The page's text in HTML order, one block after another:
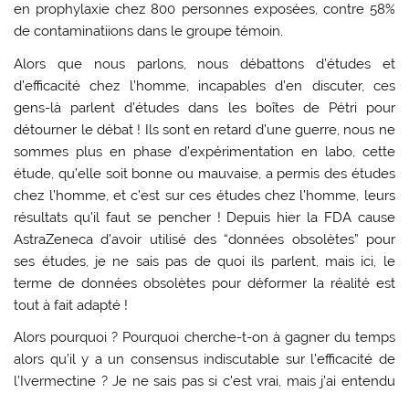
en prophylaxie chez 800 personnes exposées, contre 58%
de contaminatiions dans le groupe témoin.
Alors que nous parlons, nous débattons d’études et
d’efficacité chez l’homme, incapables d’en discuter, ces
gens-là parlent d’études dans les boîtes de Pétri pour
détourner le débat ! Ils sont en retard d’une guerre, nous ne
sommes plus en phase d’expérimentation en labo, cette
étude, qu’elle soit bonne ou mauvaise, a permis des études
chez l’homme, et c’est sur ces études chez l’homme, leurs
résultats qu’il faut se pencher ! Depuis hier la FDA cause
AstraZeneca d’avoir utilisé des “données obsolètes” pour
ses études, je ne sais pas de quoi ils parlent, mais ici, le
terme de données obsolètes pour déformer la réalité est
tout à fait adapté !
Alors pourquoi ? Pourquoi cherche-t-on à gagner du temps
alors qu’il y a un consensus indiscutable sur l’efficacité de
l’Ivermectine ? Je ne sais pas si c’est vrai, mais j’ai entendu